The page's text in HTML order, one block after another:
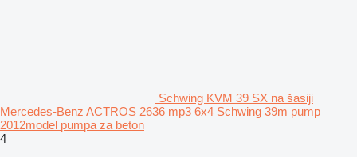
Schwing KVM 39 SX na šasiji
Mercedes-Benz ACTROS 2636 mp3 6x4 Schwing 39m pump
2012model pumpa za beton
4